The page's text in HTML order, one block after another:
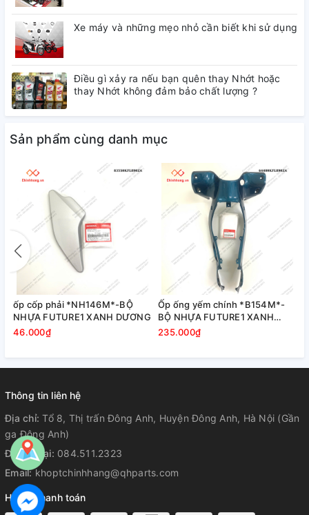
Xe máy và những mẹo nhỏ cần biết khi sử dụng
Điều gì xảy ra nếu bạn quên thay Nhớt hoặc
thay Nhớt không đảm bảo chất lượng ?
Sản phẩm cùng danh mục
ốp cốp phải *NH146M*-BỘ
NHỰA FUTURE1 XANH DƯƠNG
46.000₫
Ốp ống yếm chính *B154M*-
BỘ NHỰA FUTURE1 XANH
DƯƠNG
235.000₫
Thông tin liên hệ
Địa chỉ:Tổ 8, Thị trấn Đông Anh, Huyện Đông Anh, Hà Nội (Gần
ga Đông Anh)
Điện thoại: 084.511.2323
Email:khoptchinhhang@qhparts.com
Hỗ trợ thanh toán